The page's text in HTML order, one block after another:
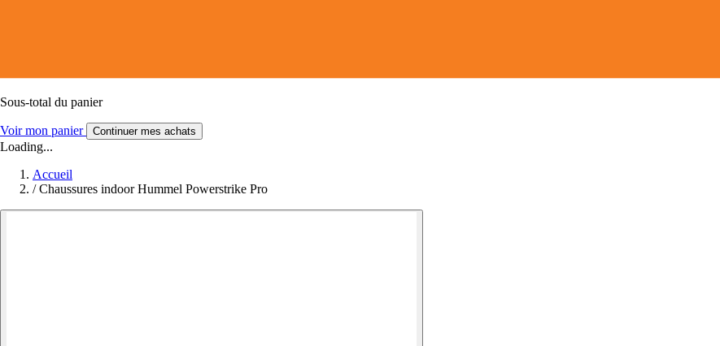
Sous-total du panier
Voir mon panier Continuer mes achats
Loading...
Accueil
/ Chaussures indoor Hummel Powerstrike Pro